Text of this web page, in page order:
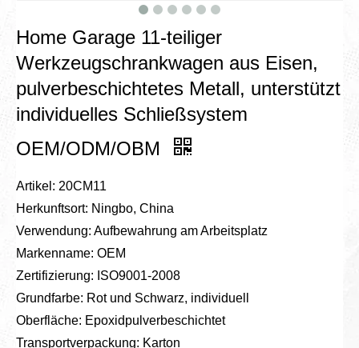
Home Garage 11-teiliger
Werkzeugschrankwagen aus Eisen,
pulverbeschichtetes Metall, unterstützt
individuelles Schließsystem
OEM/ODM/OBM
Artikel: 20CM11
Herkunftsort: Ningbo, China
Verwendung: Aufbewahrung am Arbeitsplatz
Markenname: OEM
Zertifizierung: ISO9001-2008
Grundfarbe: Rot und Schwarz, individuell
Oberfläche: Epoxidpulverbeschichtet
Transportverpackung: Karton